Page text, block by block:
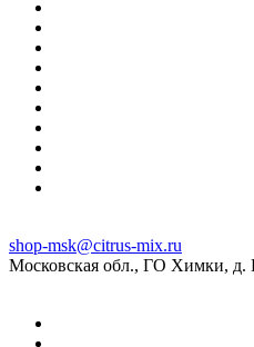
shop-msk@citrus-mix.ru
Московская обл., ГО Химки,